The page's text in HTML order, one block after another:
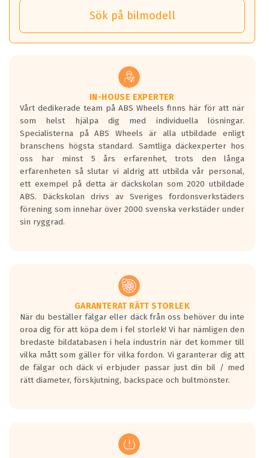
Det betyder att om man kör 10,000 km,
så sparar man 50 liter bränsle med ett
vilken körstil du använder.
Våtgrepp egenskaper:
Betygsskalan är satt A till F. Där A påvisar
den kortaste bromssträckan och F är den
längsta.
Inga D eller G betyg delas ut för
personbilar och lätta lastbilar.
Betyget sätts efter ett test där däcken
skall bromsa in på en väg där det ligger
0.5-1.5 mm vatten.
I 80km/h kommer skillnaden på
Vid körning i över 50km/h brukar
rullmotståndets ljud överträffa
motorljudet.
På däckmärkningen kommer det finnas
en symbol av ett däck med vågar. Hög
bullernivå markeras med svarta vågor
medans de vita vågorna påvisar om det är
ett tyst däck.
regelverket som introduceras år 2016.
Ett däck med två svarta vågor är redan
Sök på bilmodell
IN-HOUSE EXPERTER
Vårt dedikerade team på ABS Wheels finns här för att när
som helst hjälpa dig med individuella lösningar.
Specialisterna på ABS Wheels är alla utbildade enligt
branschens högsta standard. Samtliga däckexperter hos
oss har minst 5 års erfarenhet, trots den långa
erfarenheten så slutar vi aldrig att utbilda vår personal,
ett exempel på detta är däckskolan som 2020 utbildade
ABS. Däckskolan drivs av Sveriges fordonsverkstäders
förening som innehar över 2000 svenska verkstäder under
sin ryggrad.
GARANTERAT RÄTT STORLEK
När du beställer fälgar eller däck från oss behöver du inte
oroa dig för att köpa dem i fel storlek! Vi har nämligen den
bredaste bildatabasen i hela industrin när det kommer till
vilka mått som gäller för vilka fordon. Vi garanterar dig att
de fälgar och däck vi erbjuder passar just din bil / med
rätt diameter, förskjutning, backspace och bultmönster.